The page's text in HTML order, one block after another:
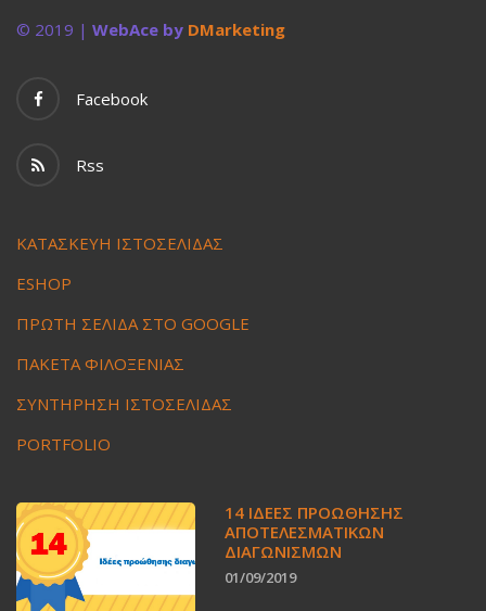
© 2019 | WebAce by DMarketing
Facebook
Rss
ΚΑΤΑΣΚΕΥΗ ΙΣΤΟΣΕΛΙΔΑΣ
ESHOP
ΠΡΩΤΗ ΣΕΛΙΔΑ ΣΤΟ GOOGLE
ΠΑΚΕΤΑ ΦΙΛΟΞΕΝΙΑΣ
ΣΥΝΤΗΡΗΣΗ ΙΣΤΟΣΕΛΙΔΑΣ
PORTFOLIO
14 ΙΔΈΕΣ ΠΡΟΏΘΗΣΗΣ
ΑΠΟΤΕΛΕΣΜΑΤΙΚΏΝ
ΔΙΑΓΩΝΙΣΜΏΝ
01/09/2019